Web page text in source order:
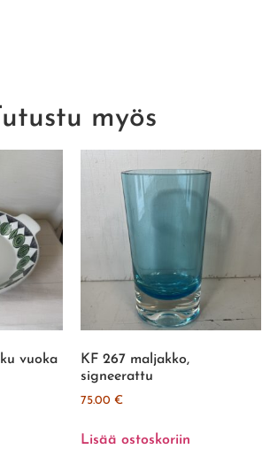
myös
vuoka
KF 267 maljakko,
signeerattu
75.00 €
Lisää ostoskoriin